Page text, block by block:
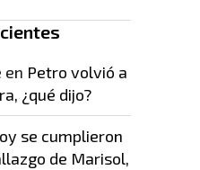
en Petro volvió a
¿qué dijo?
se cumplieron
de Marisol,